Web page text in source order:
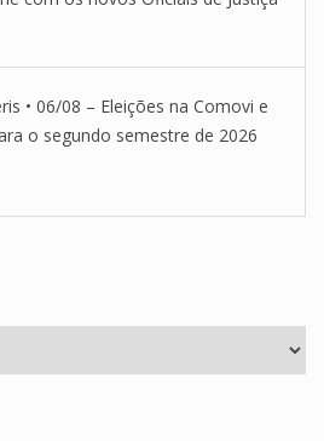
• 06/08 – Eleições na Comovi e
o segundo semestre de 2026